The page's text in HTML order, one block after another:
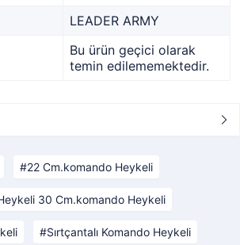
LEADER ARMY
Bu ürün geçici olarak
temin edilememektedir.
22 Cm.komando Heykeli
30 Cm.komando Heykeli
Sırtçantalı Komando Heykeli